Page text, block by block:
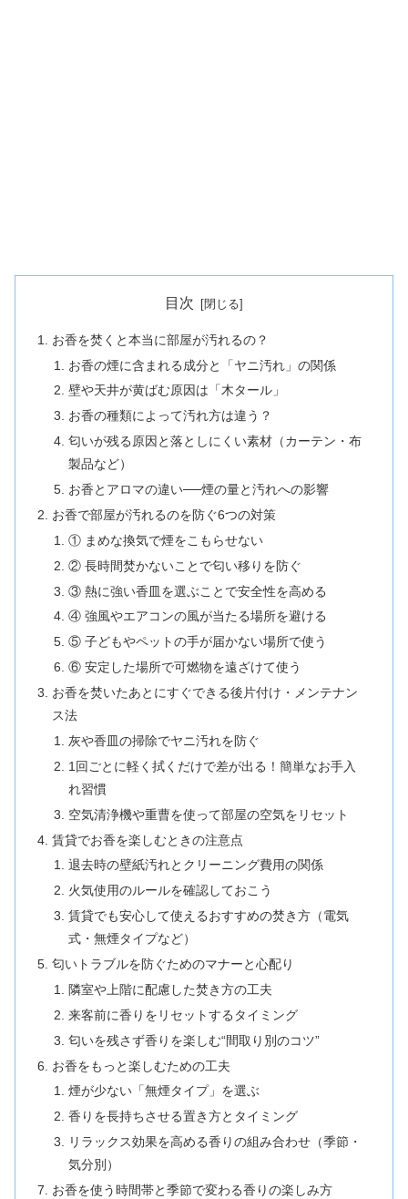
目次
お香を焚くと本当に部屋が汚れるの？
お香の煙に含まれる成分と「ヤニ汚れ」の関係
壁や天井が黄ばむ原因は「木タール」
お香の種類によって汚れ方は違う？
匂いが残る原因と落としにくい素材（カーテン・布
製品など）
お香とアロマの違い──煙の量と汚れへの影響
お香で部屋が汚れるのを防ぐ6つの対策
① まめな換気で煙をこもらせない
② 長時間焚かないことで匂い移りを防ぐ
③ 熱に強い香皿を選ぶことで安全性を高める
④ 強風やエアコンの風が当たる場所を避ける
⑤ 子どもやペットの手が届かない場所で使う
⑥ 安定した場所で可燃物を遠ざけて使う
お香を焚いたあとにすぐできる後片付け・メンテナン
ス法
灰や香皿の掃除でヤニ汚れを防ぐ
1回ごとに軽く拭くだけで差が出る！簡単なお手入
れ習慣
空気清浄機や重曹を使って部屋の空気をリセット
賃貸でお香を楽しむときの注意点
退去時の壁紙汚れとクリーニング費用の関係
火気使用のルールを確認しておこう
賃貸でも安心して使えるおすすめの焚き方（電気
式・無煙タイプなど）
匂いトラブルを防ぐためのマナーと心配り
隣室や上階に配慮した焚き方の工夫
来客前に香りをリセットするタイミング
匂いを残さず香りを楽しむ“間取り別のコツ”
お香をもっと楽しむための工夫
煙が少ない「無煙タイプ」を選ぶ
香りを長持ちさせる置き方とタイミング
リラックス効果を高める香りの組み合わせ（季節・
気分別）
お香を使う時間帯と季節で変わる香りの楽しみ方